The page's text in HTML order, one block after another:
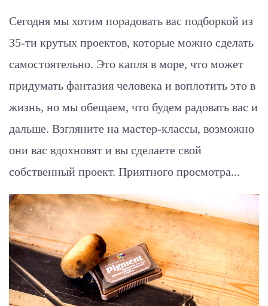
Сегодня мы хотим порадовать вас подборкой из
35-ти крутых проектов, которые можно сделать
самостоятельно. Это капля в море, что может
придумать фантазия человека и воплотить это в
жизнь, но мы обещаем, что будем радовать вас и
дальше. Взгляните на мастер-классы, возможно
они вас вдохновят и вы сделаете свой
собственный проект. Приятного просмотра...